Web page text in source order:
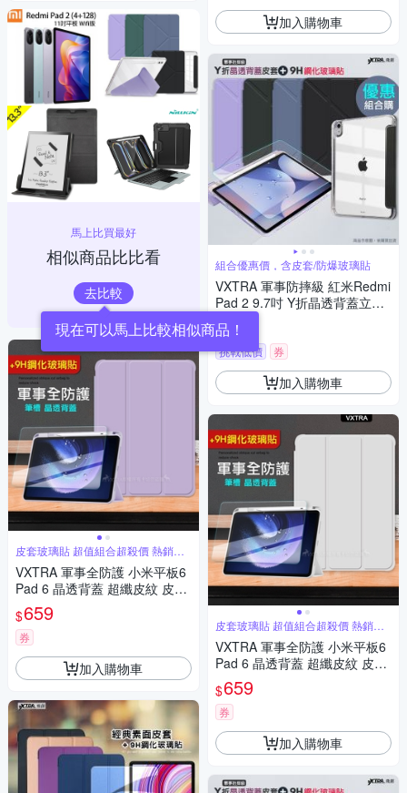
馬上比買最好
相似商品比比看
去比較
皮套玻璃貼 超值組合超殺價 熱銷推
薦
VXTRA 軍事全防護 小米平板6
Pad 6 晶透背蓋 超纖皮紋 皮套
(鬱香紫)+9H玻璃貼
$659
券
加入購物車
加入購物車
組合優惠價，含皮套/防爆玻璃貼
VXTRA 軍事防摔級 紅米Redmi
Pad 2 9.7吋 Y折晶透背蓋立架
皮套+9H玻璃貼(合購價)
$659
挑戰低價 券
加入購物車
皮套玻璃貼 超值組合超殺價 熱銷推
薦
VXTRA 軍事全防護 小米平板6
Pad 6 晶透背蓋 超纖皮紋 皮套
(太空灰)+9H玻璃貼
$659
券
加入購物車